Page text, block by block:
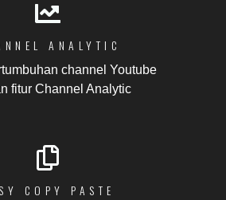
ANALYTIC
channel Youtube
fitur Channel Analytic
COPY PASTE